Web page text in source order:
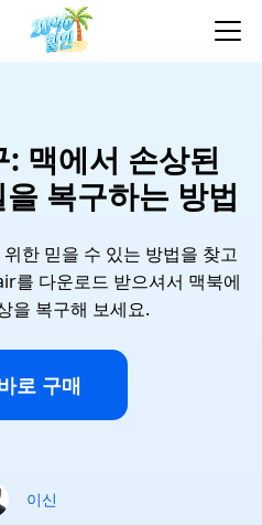
맥에서 손상된
복구하는 방법
한 믿을 수 있는 방법을 찾고
를 다운로드 받으셔서 맥북에
을 복구해 보세요.
로 구매
이신